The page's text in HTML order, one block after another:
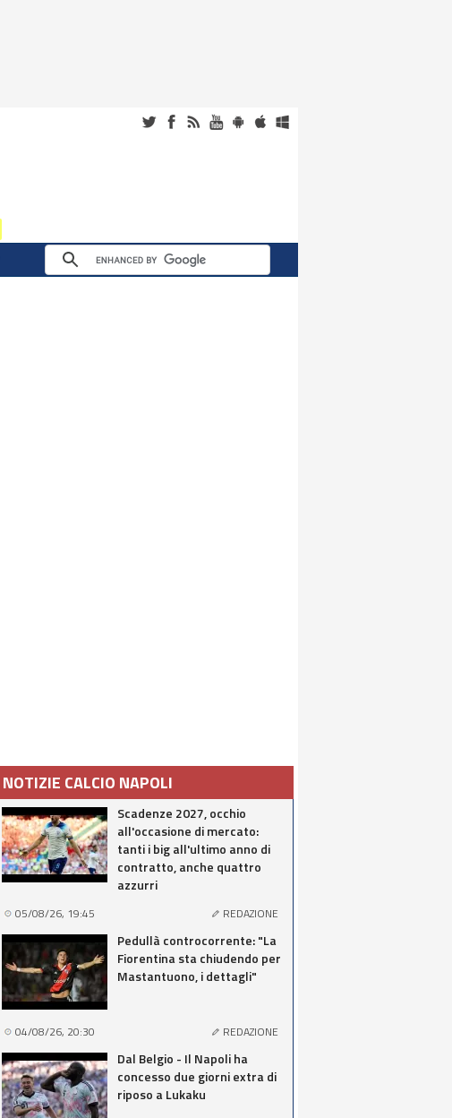
NOTIZIE CALCIO NAPOLI
Scadenze 2027, occhio
all'occasione di mercato:
tanti i big all'ultimo anno di
contratto, anche quattro
azzurri
05/08/26, 19:45 REDAZIONE
Pedullà controcorrente: "La
Fiorentina sta chiudendo per
Mastantuono, i dettagli"
04/08/26, 20:30 REDAZIONE
Dal Belgio - Il Napoli ha
concesso due giorni extra di
riposo a Lukaku